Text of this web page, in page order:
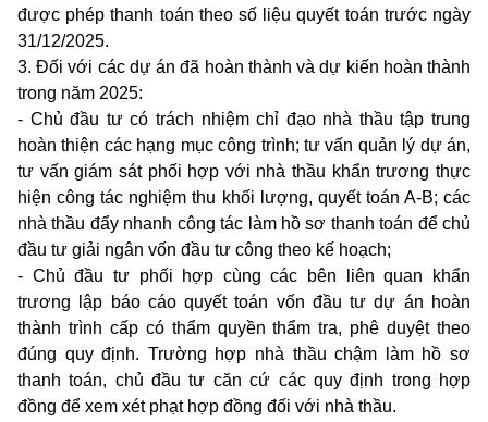
được phép thanh toán theo số liệu quyết toán trước ngày
31/12/2025.
3. Đối với các dự án đã hoàn thành và dự kiến hoàn thành
trong năm 2025:
- Chủ đầu tư có trách nhiệm chỉ đạo nhà thầu tập trung
hoàn thiện các hạng mục công trình; tư vấn quản lý dự án,
tư vấn giám sát phối hợp với nhà thầu khẩn trương thực
hiện công tác nghiệm thu khối lượng, quyết toán A-B; các
nhà thầu đẩy nhanh công tác làm hồ sơ thanh toán để chủ
đầu tư giải ngân vốn đầu tư công theo kế hoạch;
- Chủ đầu tư phối hợp cùng các bên liên quan khẩn
trương lập báo cáo quyết toán vốn đầu tư dự án hoàn
thành trình cấp có thẩm quyền thẩm tra, phê duyệt theo
đúng quy định. Trường hợp nhà thầu chậm làm hồ sơ
thanh toán, chủ đầu tư căn cứ các quy định trong hợp
đồng để xem xét phạt hợp đồng đối với nhà thầu.